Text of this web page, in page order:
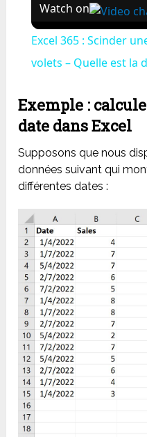
Watch on
Excel 365 : Scinder
volets – Quelle est la
Exemple :
date dans Excel
Supposons que nous
données suivant qui
différentes dates :